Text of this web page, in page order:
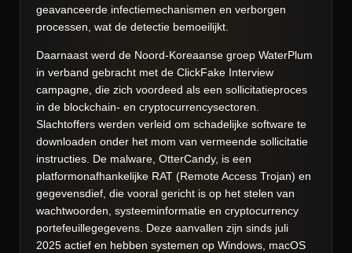
geavanceerde infectiemechanismen en verborgen
processen, wat de detectie bemoeilijkt.
Daarnaast werd de Noord-Koreaanse groep WaterPlum
in verband gebracht met de ClickFake Interview
campagne, die zich voordeed als een sollicitatieproces
in de blockchain- en cryptocurrencysectoren.
Slachtoffers werden verleid om schadelijke software te
downloaden onder het mom van vermeende sollicitatie
instructies. De malware, OtterCandy, is een
platformonafhankelijke RAT (Remote Access Trojan) en
gegevensdief, die vooral gericht is op het stelen van
wachtwoorden, systeeminformatie en cryptocurrency
portefeuillegegevens. Deze aanvallen zijn sinds juli
2025 actief en hebben systemen op Windows, macOS